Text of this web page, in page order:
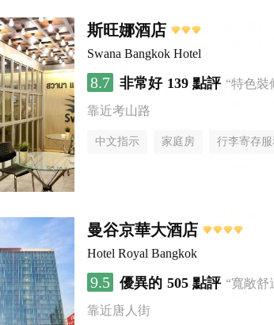
斯旺娜酒店
Swana Bangkok Hotel
8.7 非常好 139 點評 “特色裝
靠近考山路
中文指示 家庭房 行李寄存服
曼谷京華大酒店
Hotel Royal Bangkok
9.5 優異的 505 點評 “寬敞舒
靠近唐人街